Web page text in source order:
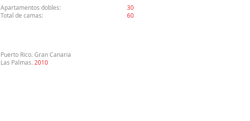
Apartamentos dobles:
30
Total de camas: 60
Puerto Rico. Gran Canaria
Las Palmas. 2010